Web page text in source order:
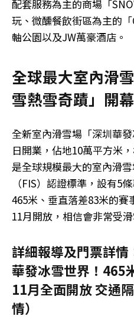
配套服務為主的商場「
玩、微醺餐飲街區為主的
軸公園以及JW萬豪酒店。
全球最大室內滑
雪熱雪奇蹟」開幕
全新室內滑雪場「深圳華
日開業，佔地10萬平方米
是全球規模最大的室內滑
（FIS）認證標準，設有5
465米、垂直落差83米的
11月開放，相信會非常受
詳細報導及門票詳
華發冰雪世界！465
11月全面開放 交通
情）